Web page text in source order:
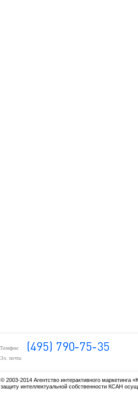
Телефон:
Эл. почта:
© 2003-2014 Агентство интерактивного маркетинга
защиту интеллектуальной собственности КСАН